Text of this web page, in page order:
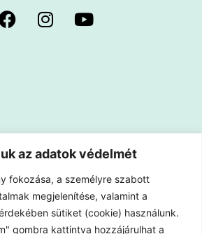
az adatok védelmét
fokozása, a személyre szabott
megjelenítése, valamint a
sütiket (cookie) használunk.
gombra kattintva hozzájárulhat a